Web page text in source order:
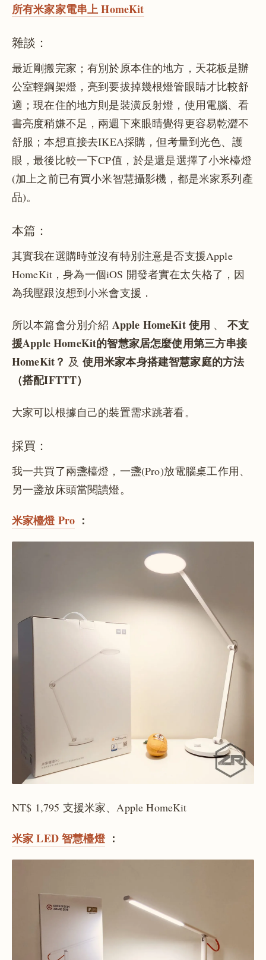
所有米家家電串上 HomeKit
雜談：
最近剛搬完家；有別於原本住的地方，天花板是辦
公室輕鋼架燈，亮到要拔掉幾根燈管眼睛才比較舒
適；現在住的地方則是裝潢反射燈，使用電腦、看
書亮度稍嫌不足，兩週下來眼睛覺得更容易乾澀不
舒服；本想直接去IKEA採購，但考量到光色、護
眼，最後比較一下CP值，於是還是選擇了小米檯燈
(加上之前已有買小米智慧攝影機，都是米家系列產
品)。
本篇：
其實我在選購時並沒有特別注意是否支援Apple
HomeKit，身為一個iOS 開發者實在太失格了，因
為我壓跟沒想到小米會支援．
所以本篇會分別介紹 Apple HomeKit 使用 、 不支
援Apple HomeKit的智慧家居怎麼使用第三方串接
HomeKit？ 及 使用米家本身搭建智慧家庭的方法
（搭配IFTTT）
大家可以根據自己的裝置需求跳著看。
採買：
我一共買了兩盞檯燈，一盞(Pro)放電腦桌工作用、
另一盞放床頭當閱讀燈。
米家檯燈 Pro ：
NT$ 1,795 支援米家、Apple HomeKit
米家 LED 智慧檯燈：